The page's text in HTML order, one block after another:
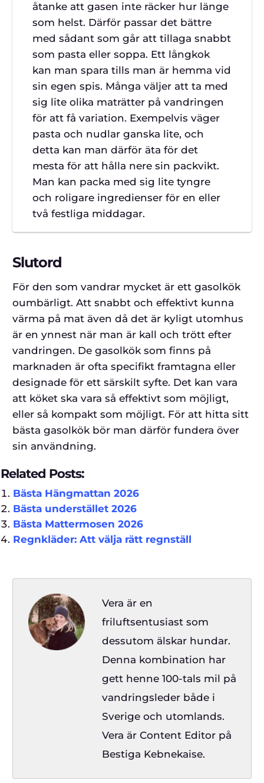
åtanke att gasen inte räcker hur länge
som helst. Därför passar det bättre
med sådant som går att tillaga snabbt
som pasta eller soppa. Ett långkok
kan man spara tills man är hemma vid
sin egen spis. Många väljer att ta med
sig lite olika maträtter på vandringen
för att få variation. Exempelvis väger
pasta och nudlar ganska lite, och
detta kan man därför äta för det
mesta för att hålla nere sin packvikt.
Man kan packa med sig lite tyngre
och roligare ingredienser för en eller
två festliga middagar.
Slutord
För den som vandrar mycket är ett gasolkök
oumbärligt. Att snabbt och effektivt kunna
värma på mat även då det är kyligt utomhus
är en ynnest när man är kall och trött efter
vandringen. De gasolkök som finns på
marknaden är ofta specifikt framtagna eller
designade för ett särskilt syfte. Det kan vara
att köket ska vara så effektivt som möjligt,
eller så kompakt som möjligt. För att hitta sitt
bästa gasolkök bör man därför fundera över
sin användning.
Related Posts:
Bästa Hängmattan 2026
Bästa understället 2026
Bästa Mattermosen 2026
Regnkläder: Att välja rätt regnställ
Vera är en
friluftsentusiast som
dessutom älskar hundar.
Denna kombination har
gett henne 100-tals mil på
vandringsleder både i
Sverige och utomlands.
Vera är Content Editor på
Bestiga Kebnekaise.